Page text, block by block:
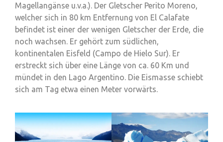
Magellangänse u.v.a.). Der Gletscher Perito Moreno,
welcher sich in 80 km Entfernung von El Calafate
befindet ist einer der wenigen Gletscher der Erde, die
noch wachsen. Er gehört zum südlichen,
kontinentalen Eisfeld (Campo de Hielo Sur). Er
erstreckt sich über eine Länge von ca. 60 Km und
mündet in den Lago Argentino. Die Eismasse schiebt
sich am Tag etwa einen Meter vorwärts.